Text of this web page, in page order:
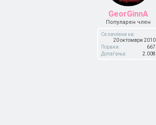
GeorGinnA
Популарен член
Се зачлени на:
20 октомври 2010
Пораки:
667
Допаѓања:
2.008